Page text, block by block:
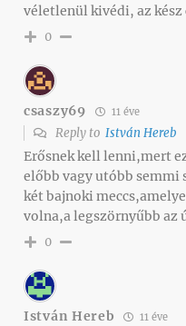
véletlenül kivédi, az kész
0
csaszy69 11 éve
Reply to István Hereb
Erősnek kell lenni,mert
előbb vagy utóbb semmi
két bajnoki
volna,a legszörnyűbb az
0
István Hereb 11 éve